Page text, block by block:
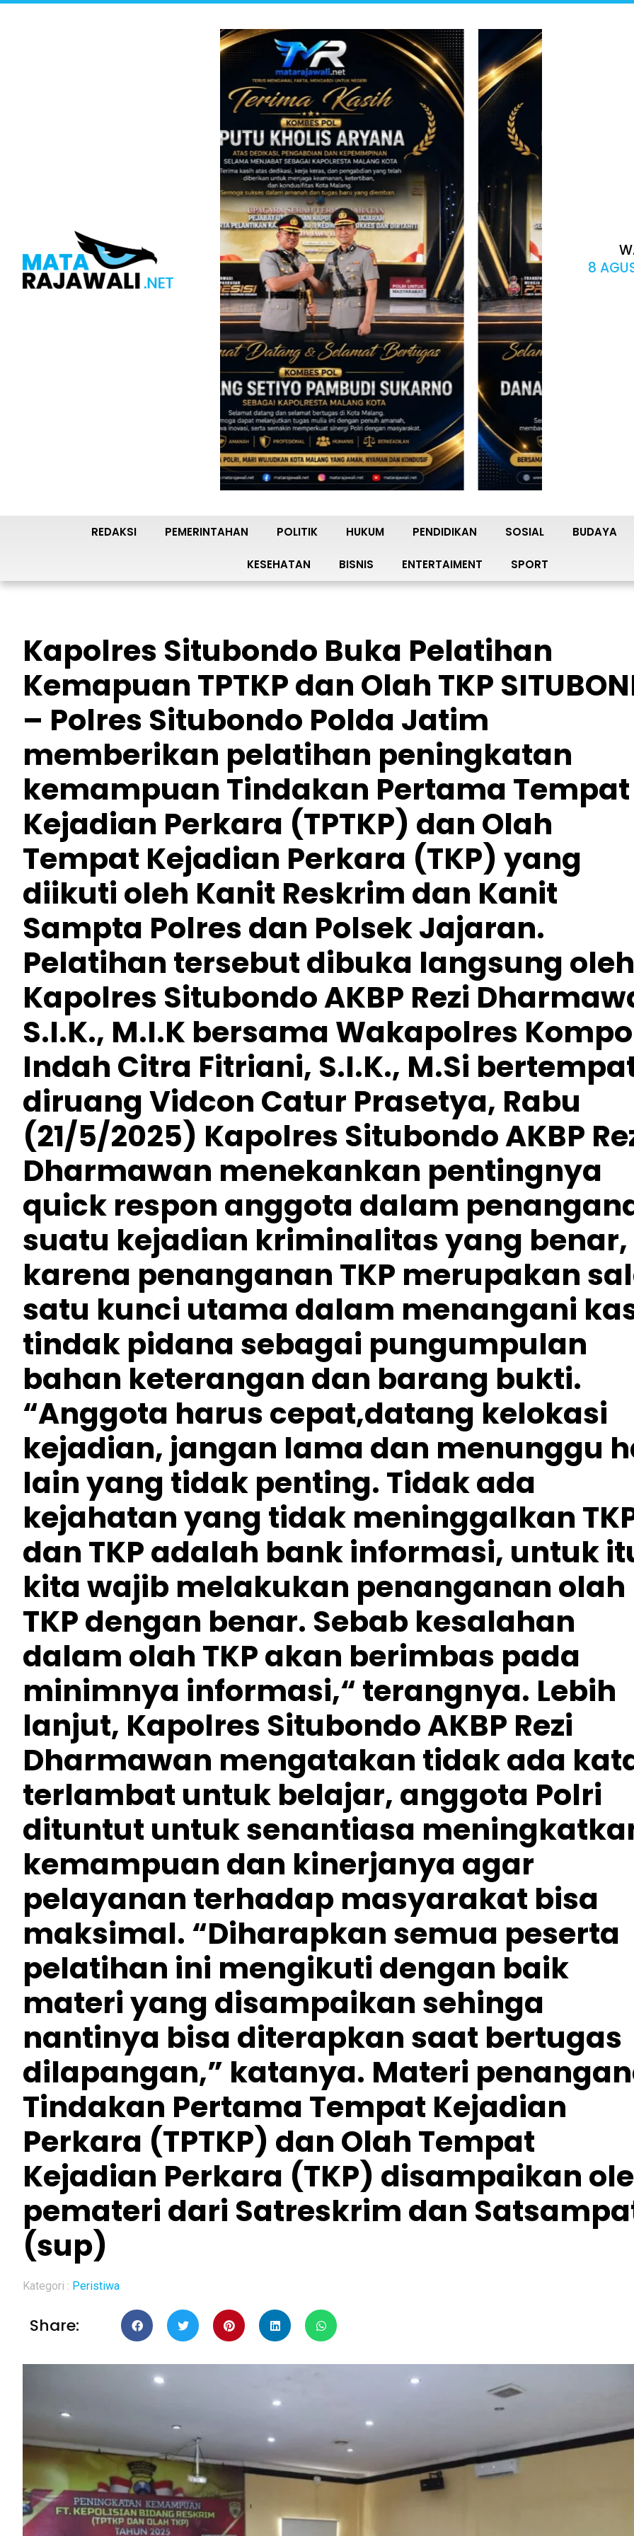
8
REDAKSI PEMERINTAHAN POLITIK HUKUM PENDIDIKAN SOSIAL BUDAYA
KESEHATAN BISNIS ENTERTAIMENT SPORT
Kapolres Situbondo Buka Pelatihan
Kemapuan TPTKP dan Olah TKP
– Polres Situbondo Polda Jatim
memberikan pelatihan peningkatan
kemampuan Tindakan Pertama Tempat
Kejadian Perkara (TPTKP) dan Olah
Tempat Kejadian Perkara (TKP) yang
diikuti oleh Kanit Reskrim dan Kanit
Sampta Polres dan Polsek Jajaran.
Pelatihan tersebut dibuka langsung oleh
Kapolres Situbondo AKBP Rezi
S.I.K., M.I.K bersama Wakapolres
Indah Citra Fitriani, S.I.K., M.Si
diruang Vidcon Catur Prasetya, Rabu
(21/5/2025) Kapolres Situbondo AKBP
Dharmawan menekankan pentingnya
quick respon anggota dalam
suatu kejadian kriminalitas yang benar,
karena penanganan TKP merupakan
satu kunci utama dalam menangani
tindak pidana sebagai pungumpulan
bahan keterangan dan barang bukti.
“Anggota harus cepat,datang kelokasi
kejadian, jangan lama dan menunggu
lain yang tidak penting. Tidak ada
kejahatan yang tidak meninggalkan
dan TKP adalah bank informasi, untuk
kita wajib melakukan penanganan olah
TKP dengan benar. Sebab kesalahan
dalam olah TKP akan berimbas pada
minimnya informasi,“ terangnya. Lebih
lanjut, Kapolres Situbondo AKBP Rezi
Dharmawan mengatakan tidak ada
terlambat untuk belajar, anggota Polri
dituntut untuk senantiasa
kemampuan dan kinerjanya agar
pelayanan terhadap masyarakat bisa
maksimal. “Diharapkan semua peserta
pelatihan ini mengikuti dengan baik
materi yang disampaikan sehinga
nantinya bisa diterapkan saat bertugas
dilapangan,” katanya. Materi
Tindakan Pertama Tempat Kejadian
Perkara (TPTKP) dan Olah Tempat
Kejadian Perkara (TKP) disampaikan
pemateri dari Satreskrim dan
(sup)
Kategori : Peristiwa
Share: